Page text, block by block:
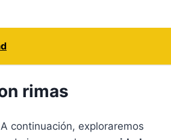
rimas
continuación, exploraremos